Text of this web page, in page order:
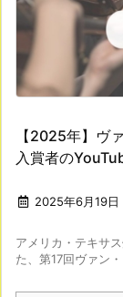
【2025年】ヴ
入賞者の
2025年6月19日
アメリカ・テキサ
た、第17回ヴァン